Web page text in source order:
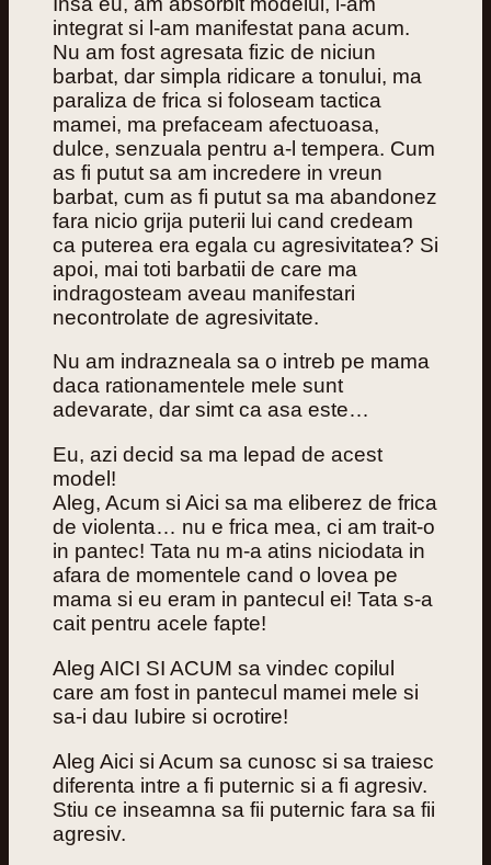
integrat si l-am manifestat pana acum.
Nu am fost agresata fizic de niciun
barbat, dar simpla ridicare a tonului, ma
paraliza de frica si foloseam tactica
mamei, ma prefaceam afectuoasa,
dulce, senzuala pentru a-l tempera. Cum
as fi putut sa am incredere in vreun
barbat, cum as fi putut sa ma abandonez
fara nicio grija puterii lui cand credeam
ca puterea era egala cu agresivitatea? Si
apoi, mai toti barbatii de care ma
indragosteam aveau manifestari
necontrolate de agresivitate.
Nu am indrazneala sa o intreb pe mama
daca rationamentele mele sunt
adevarate, dar simt ca asa este…
Eu, azi decid sa ma lepad de acest
model!
Aleg, Acum si Aici sa ma eliberez de frica
de violenta… nu e frica mea, ci am trait-o
in pantec! Tata nu m-a atins niciodata in
afara de momentele cand o lovea pe
mama si eu eram in pantecul ei! Tata s-a
cait pentru acele fapte!
Aleg AICI SI ACUM sa vindec copilul
care am fost in pantecul mamei mele si
sa-i dau Iubire si ocrotire!
Aleg Aici si Acum sa cunosc si sa traiesc
diferenta intre a fi puternic si a fi agresiv.
Stiu ce inseamna sa fii puternic fara sa fii
agresiv.